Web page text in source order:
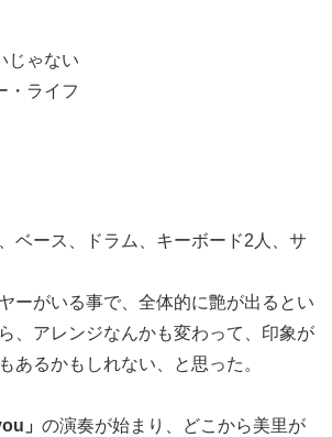
じゃない
・ライフ
ベース、ドラム、キーボード2人、サ
ーがいる事で、全体的に艶が出るとい
、アレンジなんかも変わって、印象が
あるかもしれない、と思った。
」 の演奏が始まり、どこから美里が